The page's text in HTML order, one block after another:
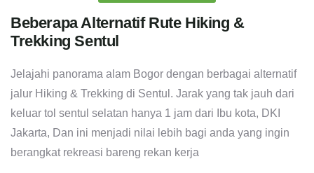
Beberapa Alternatif Rute Hiking &
Trekking Sentul
Jelajahi panorama alam Bogor dengan berbagai alternatif
jalur Hiking & Trekking di Sentul. Jarak yang tak jauh dari
keluar tol sentul selatan hanya 1 jam dari Ibu kota, DKI
Jakarta, Dan ini menjadi nilai lebih bagi anda yang ingin
berangkat rekreasi bareng rekan kerja